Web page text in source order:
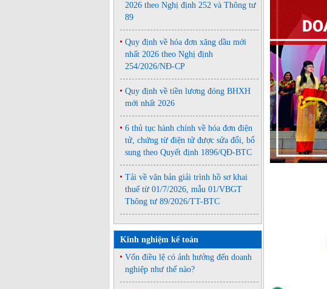
2026 theo Nghị định 252 và Thông tư
89
Quy định về hóa đơn xăng dầu mới
nhất 2026 theo Nghị định
254/2026/NĐ-CP
Quy định về tiền lương đóng BHXH
mới nhất 2026
6 thủ tục hành chính về hóa đơn điện
tử, chứng từ điện tử được sửa đổi, bổ
sung theo Quyết định 1896/QĐ-BTC
Tải về văn bản giải trình hồ sơ khai
thuế từ 01/7/2026, mẫu 01/VBGT
Thông tư 89/2026/TT-BTC
Kinh nghiệm kế toán
Vốn điều lệ có ảnh hưởng đến doanh
nghiệp như thế nào?